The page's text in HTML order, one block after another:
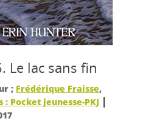
Le lac sans fin
; Frédérique Fraisse,
: Pocket jeunesse-PKJ |